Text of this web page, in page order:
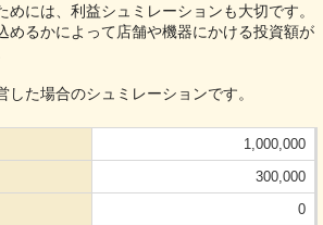
には、利益シュミレーションも大切です。
めるかによって店舗や機器にかける投資額が
た場合のシュミレーションです。
1,000,000
300,000
0